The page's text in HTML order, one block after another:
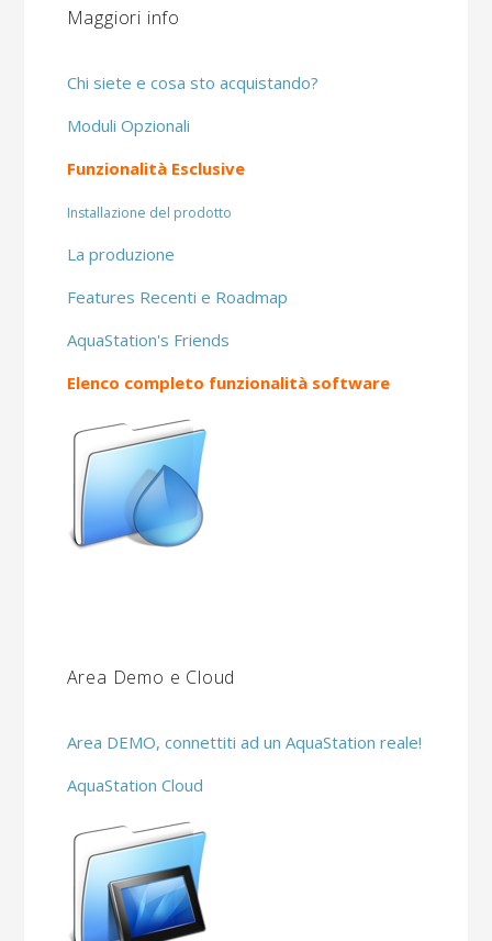
Maggiori info
Chi siete e cosa sto acquistando?
Moduli Opzionali
Funzionalità Esclusive
Installazione del prodotto
La produzione
Features Recenti e Roadmap
AquaStation's Friends
Elenco completo funzionalità software
Area Demo e Cloud
Area DEMO, connettiti ad un AquaStation reale!
AquaStation Cloud